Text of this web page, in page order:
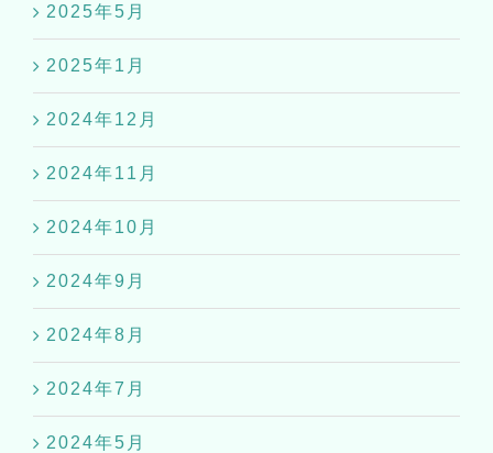
2025年5月
2025年1月
2024年12月
2024年11月
2024年10月
2024年9月
2024年8月
2024年7月
2024年5月